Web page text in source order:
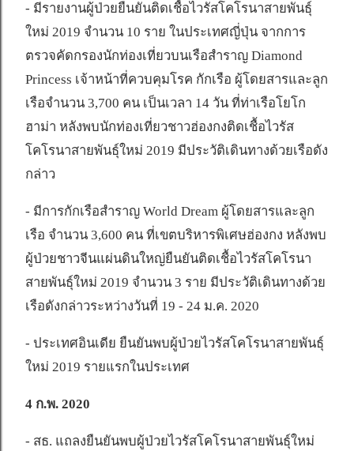
- มีรายงานผู้ป่วยยืนยันติดเชื้อไวรัสโคโรนาสายพันธุ์
ใหม่ 2019 จำนวน 10 ราย ในประเทศญี่ปุ่น จากการ
ตรวจคัดกรองนักท่องเที่ยวบนเรือสำราญ Diamond
Princess เจ้าหน้าที่ควบคุมโรค กักเรือ ผู้โดยสารและลูก
เรือจำนวน 3,700 คน เป็นเวลา 14 วัน ที่ท่าเรือโยโก
ฮาม่า หลังพบนักท่องเที่ยวชาวฮ่องกงติดเชื้อไวรัส
โคโรนาสายพันธุ์ใหม่ 2019 มีประวัติเดินทางด้วยเรือดัง
กล่าว
- มีการกักเรือสำราญ World Dream ผู้โดยสารและลูก
เรือ จำนวน 3,600 คน ที่เขตบริหารพิเศษฮ่องกง หลังพบ
ผู้ป่วยชาวจีนแผ่นดินใหญ่ยืนยันติดเชื้อไวรัสโคโรนา
สายพันธุ์ใหม่ 2019 จำนวน 3 ราย มีประวัติเดินทางด้วย
เรือดังกล่าวระหว่างวันที่ 19 - 24 ม.ค. 2020
- ประเทศอินเดีย ยืนยันพบผู้ป่วยไวรัสโคโรนาสายพันธุ์
ใหม่ 2019 รายแรกในประเทศ
4 ก.พ. 2020
- สธ. แถลงยืนยันพบผู้ป่วยไวรัสโคโรนาสายพันธุ์ใหม่